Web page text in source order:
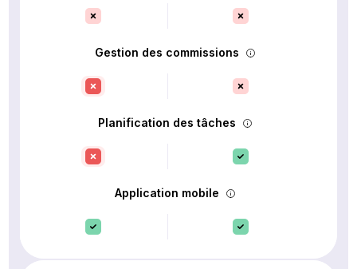
Gestion des commissions
Planification des tâches
Application mobile